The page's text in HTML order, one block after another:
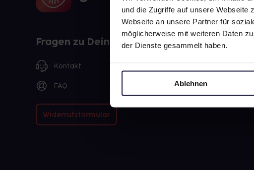
und die Zugriffe auf unsere Webseite
Webseite an unsere Partner für
möglicherweise mit weiteren Daten
der Dienste gesammelt haben.
Ablehnen
Fragen zu Deiner Bestellung?
Kontakt
FAQ
Widerrufsformular